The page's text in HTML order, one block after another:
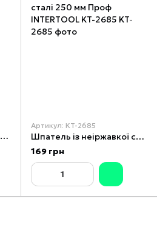
Шпатель із неіржавкої сталі 200 мм Проф INTERTOOL KT-2680
Артикул: KT-2685
Шпатель із неіржавкої сталі 250 мм Проф INTERTOOL KT-2685
169 грн